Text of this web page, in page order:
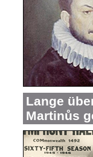
Lange
Martinůs